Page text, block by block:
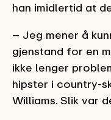
han imidlertid at
– Jeg mener å
gjenstand for en
ikke lenger
hipster i country-
Williams. Slik var